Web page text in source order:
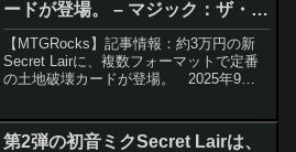
ードが登場。 – マジック：ザ・ギ
ャザリング
【MTGRocks】記事情報：約3万円の新
Secret Lairに、複数フォーマットで定番
の土地破壊カードが登場。 2025年9月
めた...
第2弾の初音ミクSecret Lairは、